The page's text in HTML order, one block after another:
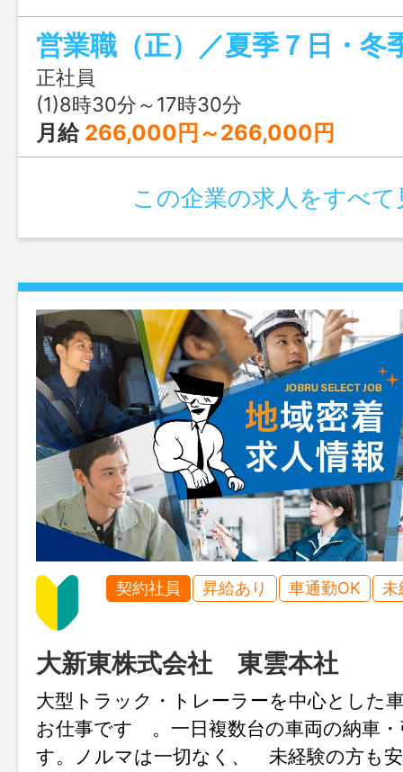
様の紹介も期待できます ＊２０代～５０
中。社員定着率も良好です ＊入社後は新
り、未経験の方でもしっかり知識を 身
ができ、フォロー体制も整っています
先輩との現場同行から始まり、自信が
お教えいたします（設備・リフォーム
※月額給与：歩合給含め３５万～４５万の
です。 ※職場見学可能！ 「業務の変更
める業務」
正社員
(1)8時30分～17時30分
月給 266,000円～266,000円
この企業の求人をすべて
契約社員 昇給あり 車通勤OK 未
大新東株式会社 東雲本社
大型トラック・トレーラーを中心とした
お仕事です 。一日複数台の車両の納車
す。ノルマは一切なく、 未経験の方も